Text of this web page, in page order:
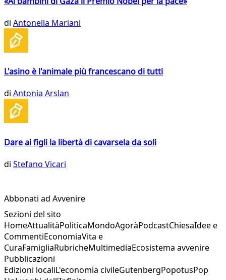
di Antonella Mariani
L'asino è l'animale più francescano di tutti
di Antonia Arslan
Dare ai figli la libertà di cavarsela da soli
di Stefano Vicari
Abbonati ad Avvenire
Sezioni del sito
HomeAttualitàPoliticaMondoAgoràPodcastChiesaIdee e
CommentiEconomiaVita e
CuraFamigliaRubricheMultimediaEcosistema avvenire
Pubblicazioni
Edizioni localiL'economia civileGutenbergPopotusPop